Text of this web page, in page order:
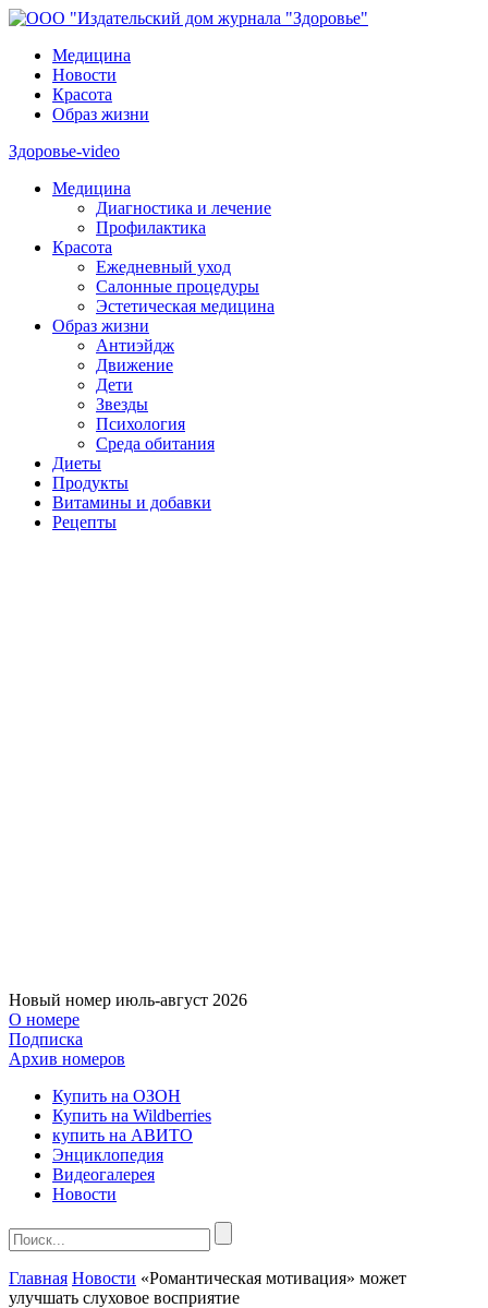
Медицина
Новости
Красота
Образ жизни
Здоровье-video
Медицина
Диагностика и лечение
Профилактика
Красота
Ежедневный уход
Салонные процедуры
Эстетическая медицина
Образ жизни
Антиэйдж
Движение
Дети
Звезды
Психология
Среда обитания
Диеты
Продукты
Витамины и добавки
Рецепты
Новый номер июль-август 2026
О номере
Подписка
Архив номеров
Купить на ОЗОН
Купить на Wildberries
купить на АВИТО
Энциклопедия
Видеогалерея
Новости
Главная Новости «Романтическая мотивация» может
улучшать слуховое восприятие